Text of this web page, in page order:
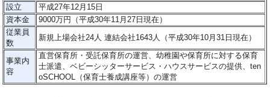
設立
平成27年12月15日
資本金
9000万円（平成30年11月27日現在）
従業員
数
新規上場会社24人 連結会社1643人（平成30年10月31日現在）
事業内
容
直営保育所・受託保育所の運営、幼稚園や保育所に対する保育
士派遣、ベビーシッターサービス・ハウスサービスの提供、ten
oSCHOOL（保育士養成講座等）の運営